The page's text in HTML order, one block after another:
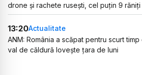
drone și rachete rusești, cel puțin 9 răniți
13:20Actualitate
ANM: România a scăpat pentru scurt
val de căldură lovește țara de luni